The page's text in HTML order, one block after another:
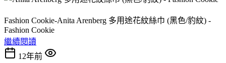
Fashion Cookie-Anita Arenberg 多用途花紋絲巾 (黑色/豹紋) -
Fashion Cookie
繼續閱讀
12年前